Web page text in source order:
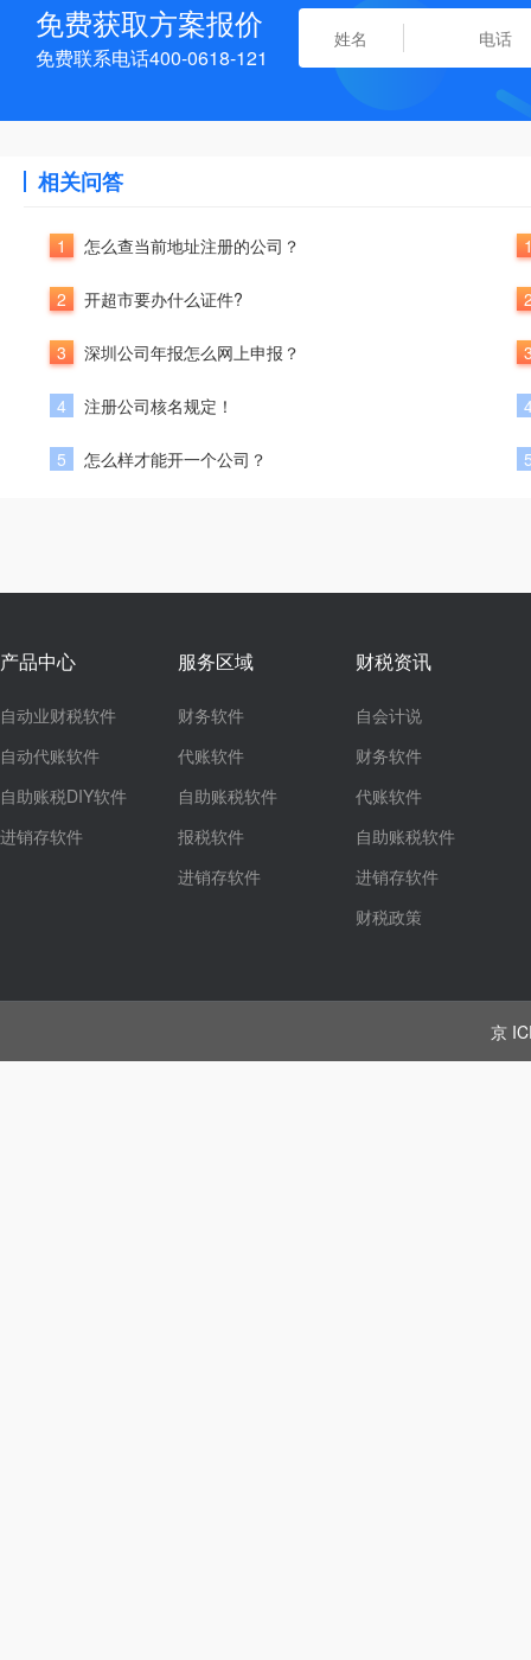
免费获取方案报价
免费联系电话400-0618-121
相关问答
1 怎么查当前地址注册的公司？
2 开超市要办什么证件?
3 深圳公司年报怎么网上申报？
4 注册公司核名规定！
5 怎么样才能开一个公司？
产品中心
自动业财税软件
自动代账软件
自助账税DIY软件
进销存软件
服务区域
财务软件
代账软件
自助账税软件
报税软件
进销存软件
财税资讯
自会计说
财务软件
代账软件
自助账税软件
进销存软件
财税政策
京